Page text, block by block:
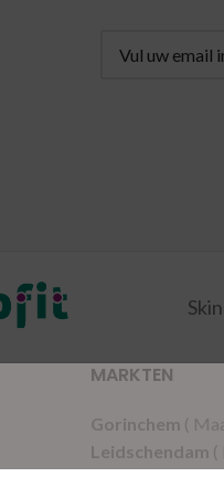
MARKTEN
Gorinchem (
Leidschendam (